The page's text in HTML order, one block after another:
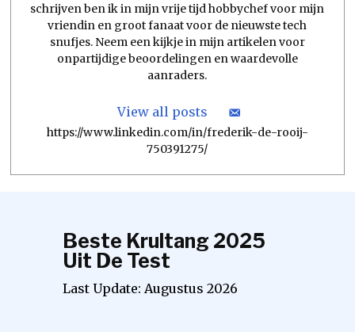
schrijven ben ik in mijn vrije tijd hobbychef voor mijn
vriendin en groot fanaat voor de nieuwste tech
snufjes. Neem een kijkje in mijn artikelen voor
onpartijdige beoordelingen en waardevolle
aanraders.
View all posts
https://www.linkedin.com/in/frederik-de-rooij-
750391275/
Beste Krultang 2025
Uit De Test
Last Update: Augustus 2026